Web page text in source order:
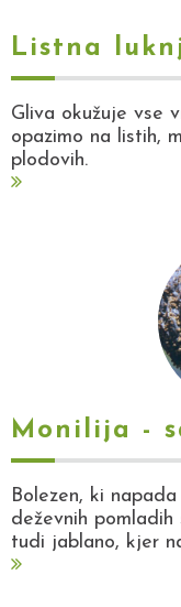
Listna
Gliva okužuje vse
opazimo na listih,
plodovih.
Monilija -
Bolezen, ki
deževnih
tudi jablano, kjer